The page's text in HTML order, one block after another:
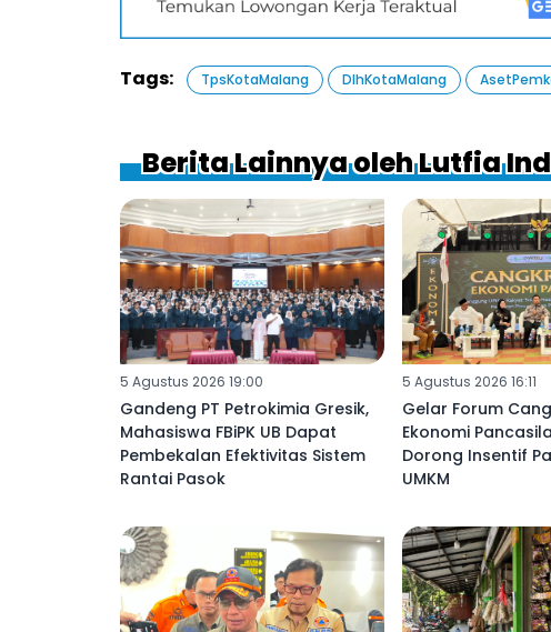
Tags: TpsKotaMalang DlhKotaMalang
Berita Lainnya oleh Lutfia
5 Agustus 2026 19:00
Gandeng PT Petrokimia Gresik,
Mahasiswa FBiPK UB Dapat
Pembekalan Efektivitas Sistem
Rantai Pasok
5 Agustus 2026 16:11
Gelar Forum
Ekonomi
Dorong Insentif
UMKM